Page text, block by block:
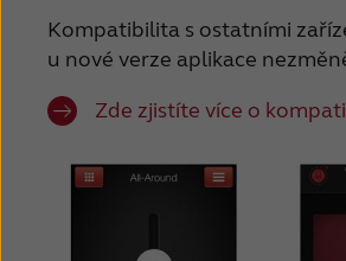
Kompatibilita s ostatními
u nové verze aplikace
Zde zjistíte více o